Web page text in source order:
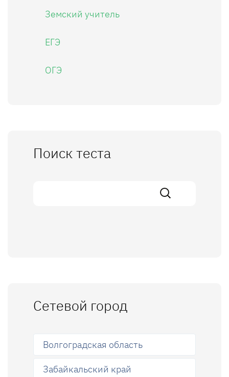
Земский учитель
ЕГЭ
ОГЭ
Поиск теста
Сетевой город
Волгоградская область
Забайкальский край